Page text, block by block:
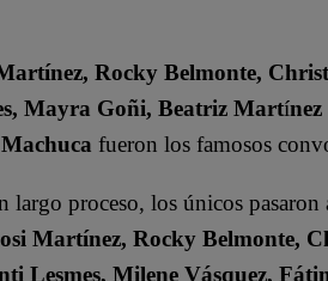
Rocky Belmonte,
Mayra Goñi, Beatriz Martí
fueron los famosos
largo proceso, los únicos
Martínez, Rocky Belmonte,
Lesmes, Milene Vásquez,